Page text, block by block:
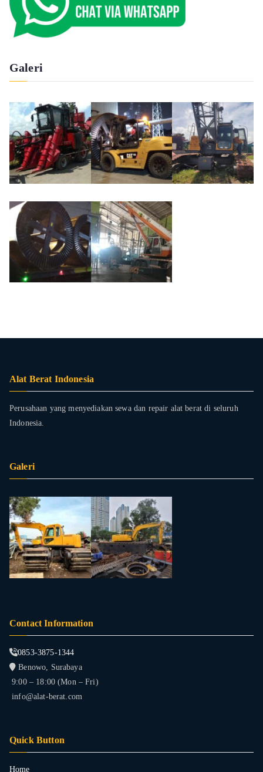
Galeri
Alat Berat Indonesia
Perusahaan yang menyediakan sewa dan repair alat berat di seluruh
Indonesia.
Galeri
Contact Information
0853-3875-1344
Benowo, Surabaya
9:00 – 18:00 (Mon – Fri)
info@alat-berat.com
Quick Button
Home